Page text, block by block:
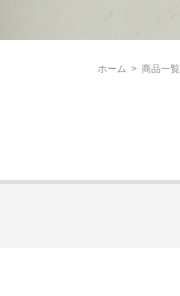
ホーム > 商品一覧